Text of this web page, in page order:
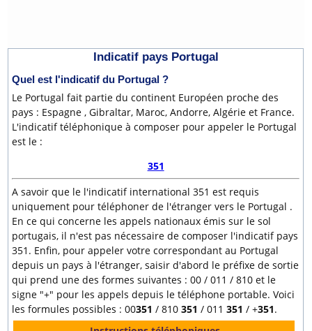
Indicatif pays Portugal
Quel est l'indicatif du Portugal ?
Le Portugal fait partie du continent Européen proche des
pays : Espagne , Gibraltar, Maroc, Andorre, Algérie et France.
L'indicatif téléphonique à composer pour appeler le Portugal
est le :
351
A savoir que le l'indicatif international 351 est requis
uniquement pour téléphoner de l'étranger vers le Portugal .
En ce qui concerne les appels nationaux émis sur le sol
portugais, il n'est pas nécessaire de composer l'indicatif pays
351. Enfin, pour appeler votre correspondant au Portugal
depuis un pays à l'étranger, saisir d'abord le préfixe de sortie
qui prend une des formes suivantes : 00 / 011 / 810 et le
signe "+" pour les appels depuis le téléphone portable. Voici
les formules possibles : 00351 / 810 351 / 011 351 / +351.